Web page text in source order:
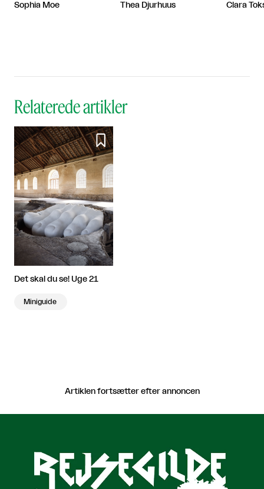
Sophia Moe Thea Djurhuus Clara
Relaterede artikler

Det skal du se! Uge 21
Miniguide
Artiklen fortsætter efter annoncen